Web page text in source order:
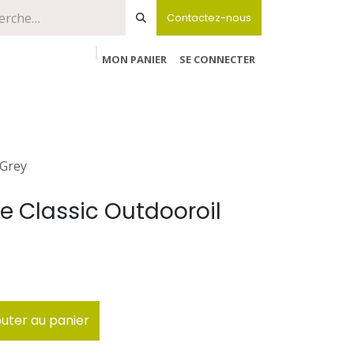
Contactez-nous
MON PANIER SE CONNECTER
Classic Outdooroil
au panier